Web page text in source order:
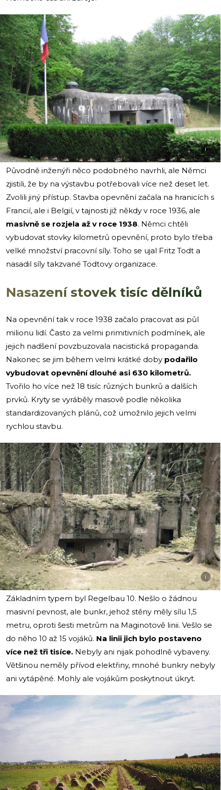
i
Původně inženýři něco podobného navrhli, ale Němci
zjistili, že by na výstavbu potřebovali více než deset let.
Zvolili jiný přístup. Stavba opevnění začala na hranicích s
Francií, ale i Belgií, v tajnosti již někdy v roce 1936, ale
masivně se rozjela až v roce 1938. Němci chtěli
vybudovat stovky kilometrů opevnění, proto bylo třeba
velké množství pracovní síly. Toho se ujal Fritz Todt a
nasadil síly takzvané Todtovy organizace.
Nasazení stovek tisíc dělníků
Na opevnění tak v roce 1938 začalo pracovat asi půl
milionu lidí. Často za velmi primitivních podmínek, ale
jejich nadšení povzbuzovala nacistická propaganda.
Nakonec se jim během velmi krátké doby podařilo
vybudovat opevnění dlouhé asi 630 kilometrů.
Tvořilo ho více než 18 tisíc různých bunkrů a dalších
prvků. Kryty se vyráběly masově podle několika
standardizovaných plánů, což umožnilo jejich velmi
rychlou stavbu.
i
Základním typem byl Regelbau 10. Nešlo o žádnou
masivní pevnost, ale bunkr, jehož stěny měly sílu 1,5
metru, oproti šesti metrům na Maginotově linii. Vešlo se
do něho 10 až 15 vojáků. Na linii jich bylo postaveno
více než tři tisíce. Nebyly ani nijak pohodlně vybaveny.
Většinou neměly přívod elektřiny, mnohé bunkry nebyly
ani vytápěné. Mohly ale vojákům poskytnout úkryt.